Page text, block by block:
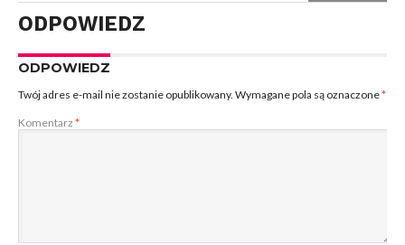
ODPOWIEDZ
ODPOWIEDZ
Twój adres e-mail nie zostanie opublikowany. Wymagane pola są oznaczone*
Komentarz *